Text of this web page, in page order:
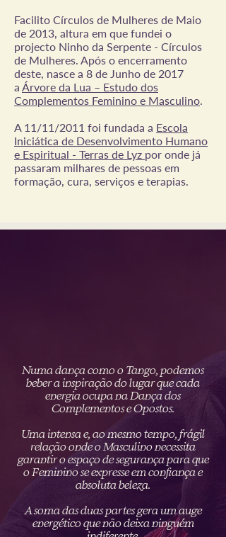
Facilito Círculos de Mulheres de Maio
de 2013, altura em que fundei o
projecto Ninho da Serpente - Círculos
de Mulheres. Após o encerramento
deste, nasce a 8 de Junho de 2017
a Árvore da Lua – Estudo dos
Complementos Feminino e Masculino
A 11/11/2011 foi fundada a Escola
Iniciática de Desenvolvimento Humano
e Espiritual - Terras de Lyz por onde já
passaram milhares de pessoas em
formação, cura, serviços e terapias.
Numa dança como o Tango, podemos
beber a inspiração do lugar que cada
energia ocupa na Dança dos
Complementos e Opostos.
Uma intensa e, ao mesmo tempo, frágil
relação onde o Masculino necessita
garantir o espaço de segurança para que
o Feminino se expresse em confiança e
absoluta beleza.
A soma das duas partes gera um auge
energético que não deixa ninguém